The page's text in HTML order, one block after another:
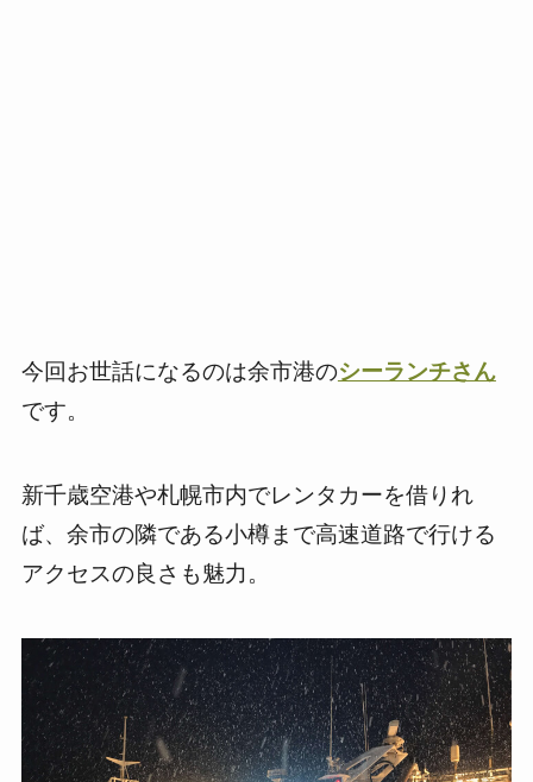
今回お世話になるのは余市港のシーランチさん
です。
新千歳空港や札幌市内でレンタカーを借りれ
ば、余市の隣である小樽まで高速道路で行ける
アクセスの良さも魅力。